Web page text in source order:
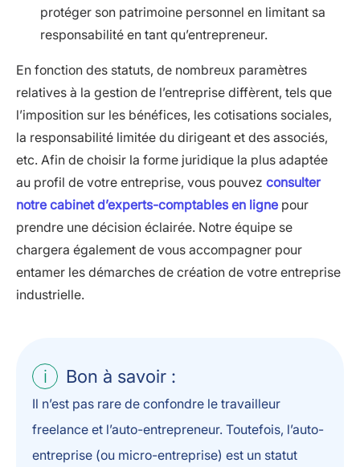
protéger son patrimoine personnel en limitant sa
responsabilité en tant qu’entrepreneur.
En fonction des statuts, de nombreux paramètres
relatives à la gestion de l’entreprise diffèrent, tels que
l’imposition sur les bénéfices, les cotisations sociales,
la responsabilité limitée du dirigeant et des associés,
etc. Afin de choisir la forme juridique la plus adaptée
au profil de votre entreprise, vous pouvez consulter
notre cabinet d’experts-comptables en ligne pour
prendre une décision éclairée. Notre équipe se
chargera également de vous accompagner pour
entamer les démarches de création de votre entreprise
industrielle.
Bon à savoir :
Il n’est pas rare de confondre le travailleur
freelance et l’auto-entrepreneur. Toutefois, l’auto-
entreprise (ou micro-entreprise) est un statut